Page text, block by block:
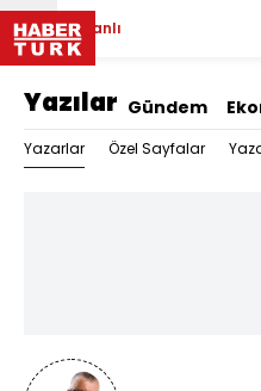
Canlı
Yazılar Gündem
Yazarlar Özel Sayfalar